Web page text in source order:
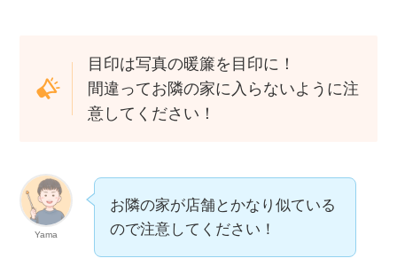
目印は写真の暖簾を目印に！
間違ってお隣の家に入らないように注
意してください！
Yama
お隣の家が店舗とかなり似ている
ので注意してください！